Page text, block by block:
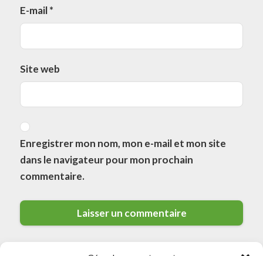
E-mail*
Site web
Enregistrer mon nom, mon e-mail et mon site
dans le navigateur pour mon prochain
commentaire.